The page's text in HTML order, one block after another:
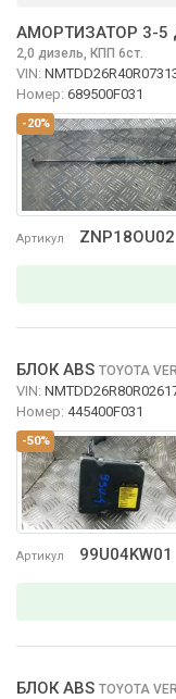
-20%
Артикул ZNP18OU02
АМОРТИЗАТОР 3-5
2,0 дизель, КПП 6ст.
VIN:
Номер: 689500F031
-50%
Артикул 99U04KW01
БЛОК ABS TOYOTA
VIN:
Номер: 445400F031
БЛОК ABS TOYOTA